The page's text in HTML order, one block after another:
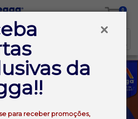
da
para receber promoções,
0